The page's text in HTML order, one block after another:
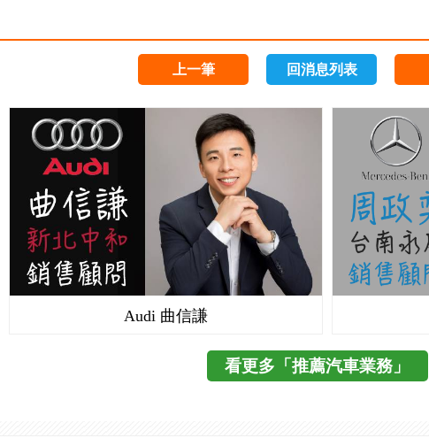
上一筆 回消息列表
Audi 曲信謙
看更多「推薦汽車業務」